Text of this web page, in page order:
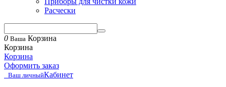
Расчески
0 Ваша Корзина
Корзина
Корзина
Оформить заказ
Ваш личныйКабинет